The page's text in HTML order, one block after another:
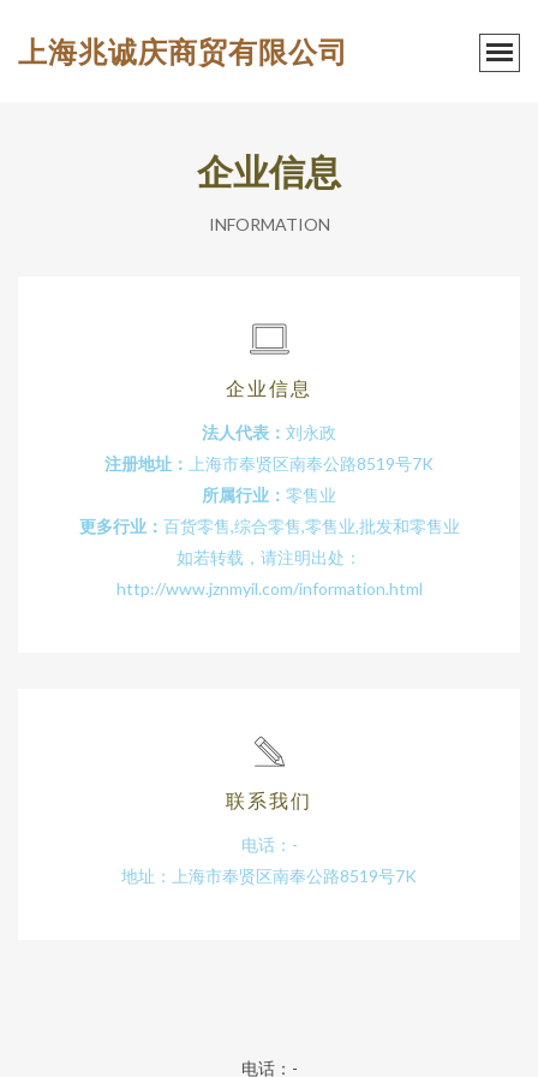
上海兆诚庆商贸有限公司
企业信息
INFORMATION
企业信息
法人代表： 刘永政
注册地址：
上海市奉贤区南奉公路8519号7K
所属行业： 零售业
更多行业： 百货零售,综合零售,零售业,批发和零售业
如若转载，请注明出处：
http://www.jznmyil.com/information.html
联系我们
电话：-
地址：上海市奉贤区南奉公路8519号7K
电话：-